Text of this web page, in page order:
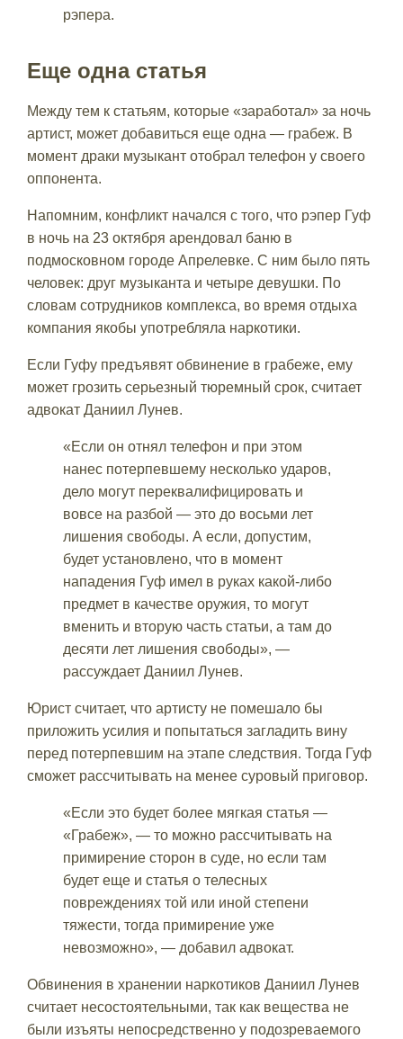
рэпера.
Еще одна статья
Между тем к статьям, которые «заработал» за ночь
артист, может добавиться еще одна — грабеж. В
момент драки музыкант отобрал телефон у своего
оппонента.
Напомним, конфликт начался с того, что рэпер Гуф
в ночь на 23 октября арендовал баню в
подмосковном городе Апрелевке. С ним было пять
человек: друг музыканта и четыре девушки. По
словам сотрудников комплекса, во время отдыха
компания якобы употребляла наркотики.
Если Гуфу предъявят обвинение в грабеже, ему
может грозить серьезный тюремный срок, считает
адвокат Даниил Лунев.
«Если он отнял телефон и при этом
нанес потерпевшему несколько ударов,
дело могут переквалифицировать и
вовсе на разбой — это до восьми лет
лишения свободы. А если, допустим,
будет установлено, что в момент
нападения Гуф имел в руках какой-либо
предмет в качестве оружия, то могут
вменить и вторую часть статьи, а там до
десяти лет лишения свободы», —
рассуждает Даниил Лунев.
Юрист считает, что артисту не помешало бы
приложить усилия и попытаться загладить вину
перед потерпевшим на этапе следствия. Тогда Гуф
сможет рассчитывать на менее суровый приговор.
«Если это будет более мягкая статья —
«Грабеж», — то можно рассчитывать на
примирение сторон в суде, но если там
будет еще и статья о телесных
повреждениях той или иной степени
тяжести, тогда примирение уже
невозможно», — добавил адвокат.
Обвинения в хранении наркотиков Даниил Лунев
считает несостоятельными, так как вещества не
были изъяты непосредственно у подозреваемого